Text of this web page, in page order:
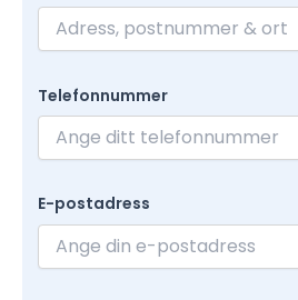
Telefonnummer
E-postadress